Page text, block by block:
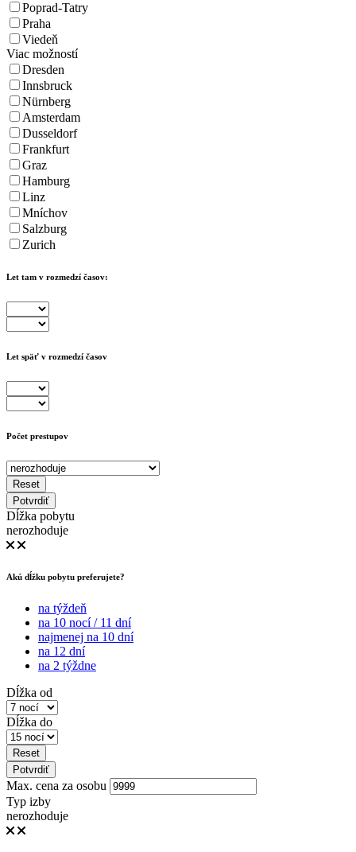
Poprad-Tatry
Praha
Viedeň
Viac možností
Dresden
Innsbruck
Nürnberg
Amsterdam
Dusseldorf
Frankfurt
Graz
Hamburg
Linz
Mníchov
Salzburg
Zurich
Let tam v rozmedzí časov:
Let späť v rozmedzí časov
Počet prestupov
Reset
Potvrdiť
Dĺžka pobytu
nerozhoduje
Akú dĺžku pobytu preferujete?
na týždeň
na 10 nocí / 11 dní
najmenej na 10 dní
na 12 dní
na 2 týždne
Dĺžka od
Dĺžka do
Reset
Potvrdiť
Max. cena za osobu
Typ izby
nerozhoduje